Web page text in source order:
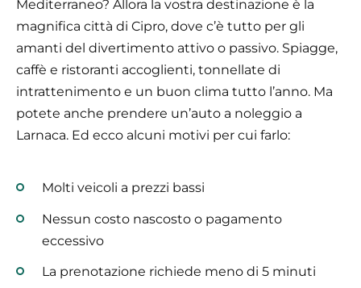
Mediterraneo? Allora la vostra destinazione è la
magnifica città di Cipro, dove c’è tutto per gli
amanti del divertimento attivo o passivo. Spiagge,
caffè e ristoranti accoglienti, tonnellate di
intrattenimento e un buon clima tutto l’anno. Ma
potete anche prendere un’auto a noleggio a
Larnaca. Ed ecco alcuni motivi per cui farlo:
Molti veicoli a prezzi bassi
Nessun costo nascosto o pagamento
eccessivo
La prenotazione richiede meno di 5 minuti